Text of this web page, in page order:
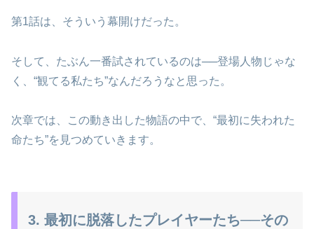
第1話は、そういう幕開けだった。
そして、たぶん一番試されているのは──登場人物じゃな
く、“観てる私たち”なんだろうなと思った。
次章では、この動き出した物語の中で、“最初に失われた
命たち”を見つめていきます。
3. 最初に脱落したプレイヤーたち──その